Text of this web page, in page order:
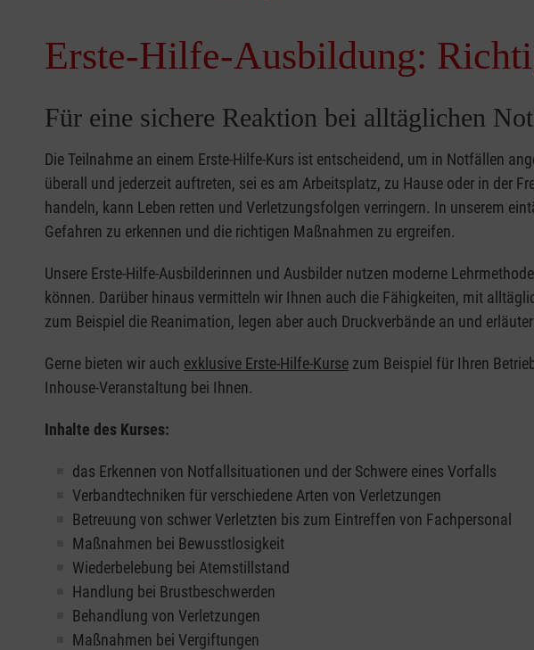
Erste-Hilfe-Ausbildung:
Für eine sichere Reaktion bei alltäglichen
Die Teilnahme an einem Erste-Hilfe-Kurs ist entscheidend, um in Notfällen
überall und jederzeit auftreten, sei es am Arbeitsplatz, zu Hause oder in der
handeln, kann Leben retten und Verletzungsfolgen verringern. In unserem
Gefahren zu erkennen und die richtigen Maßnahmen zu ergreifen.
Unsere Erste-Hilfe-Ausbilderinnen und Ausbilder nutzen moderne
können. Darüber hinaus vermitteln wir Ihnen auch die Fähigkeiten, mit
zum Beispiel die Reanimation, legen aber auch Druckverbände an und
Gerne bieten wir auch exklusive Erste-Hilfe-Kurse zum Beispiel für Ihren
Inhouse-Veranstaltung bei Ihnen.
Inhalte des Kurses:
das Erkennen von Notfallsituationen und der Schwere eines Vorfalls
Verbandtechniken für verschiedene Arten von Verletzungen
Betreuung von schwer Verletzten bis zum Eintreffen von Fachpersonal
Maßnahmen bei Bewusstlosigkeit
Wiederbelebung bei Atemstillstand
Handlung bei Brustbeschwerden
Behandlung von Verletzungen
Maßnahmen bei Vergiftungen